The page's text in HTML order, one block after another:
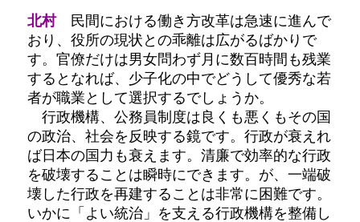
北村民間における働き方改革は急速に進んで
おり、役所の現状との乖離は広がるばかりで
す。官僚だけは男女問わず月に数百時間も残業
するとなれば、少子化の中でどうして優秀な若
者が職業として選択するでしょうか。
行政機構、公務員制度は良くも悪くもその国
の政治、社会を反映する鏡です。行政が衰えれ
ば日本の国力も衰えます。清廉で効率的な行政
を破壊することは瞬時にできます。が、一端破
壊した行政を再建することは非常に困難です。
いかに「よい統治」を支える行政機構を整備し